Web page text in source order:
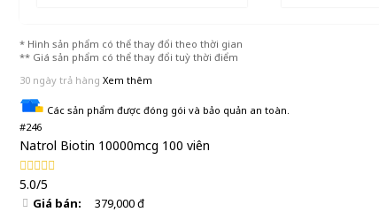
* Hình sản phẩm có thể thay đổi theo thời gian
** Giá sản phẩm có thể thay đổi tuỳ thời điểm
30 ngày trả hàng Xem thêm
Các sản phẩm được đóng gói và bảo quản an toàn.
#246
Natrol Biotin 10000mcg 100 viên
5.0/5
Giá bán: 379,000 đ